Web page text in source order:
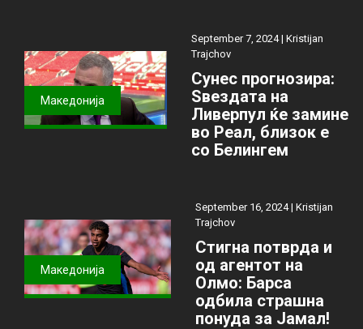
Македонија
September 7, 2024 |Kristijan
Trajchov
Сунес прогнозира:
Ѕвездата на
Ливерпул ќе замине
во Реал, близок е
со Белингем
Македонија
September 16, 2024 | Kristijan
Trajchov
Стигна потврда и
од агентот на
Олмо: Барса
одбила страшна
понуда за Јамал!